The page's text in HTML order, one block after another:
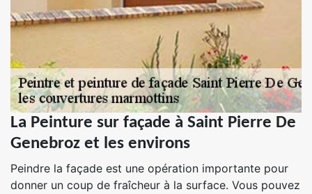
La Peinture sur façade à Saint Pierre De
Genebroz et les environs
Peindre la façade est une opération importante pour
donner un coup de fraîcheur à la surface. Vous pouvez